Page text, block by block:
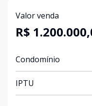
Valor venda
R$
Condomínio
IPTU